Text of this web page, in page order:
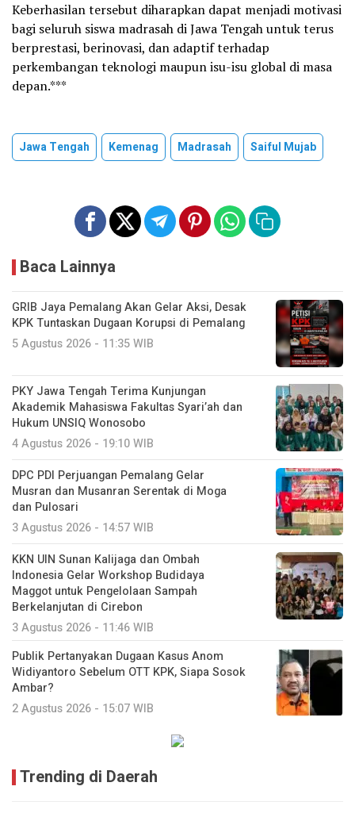
Keberhasilan tersebut diharapkan dapat menjadi motivasi
bagi seluruh siswa madrasah di Jawa Tengah untuk terus
berprestasi, berinovasi, dan adaptif terhadap
perkembangan teknologi maupun isu-isu global di masa
depan.***
Jawa Tengah Kemenag Madrasah Saiful Mujab
Baca Lainnya
GRIB Jaya Pemalang Akan Gelar Aksi, Desak
KPK Tuntaskan Dugaan Korupsi di Pemalang
5 Agustus 2026 - 11:35 WIB
PKY Jawa Tengah Terima Kunjungan
Akademik Mahasiswa Fakultas Syari’ah dan
Hukum UNSIQ Wonosobo
4 Agustus 2026 - 19:10 WIB
DPC PDI Perjuangan Pemalang Gelar
Musran dan Musanran Serentak di Moga
dan Pulosari
3 Agustus 2026 - 14:57 WIB
KKN UIN Sunan Kalijaga dan Ombah
Indonesia Gelar Workshop Budidaya
Maggot untuk Pengelolaan Sampah
Berkelanjutan di Cirebon
3 Agustus 2026 - 11:46 WIB
Publik Pertanyakan Dugaan Kasus Anom
Widiyantoro Sebelum OTT KPK, Siapa Sosok
Ambar?
2 Agustus 2026 - 15:07 WIB
Trending di Daerah